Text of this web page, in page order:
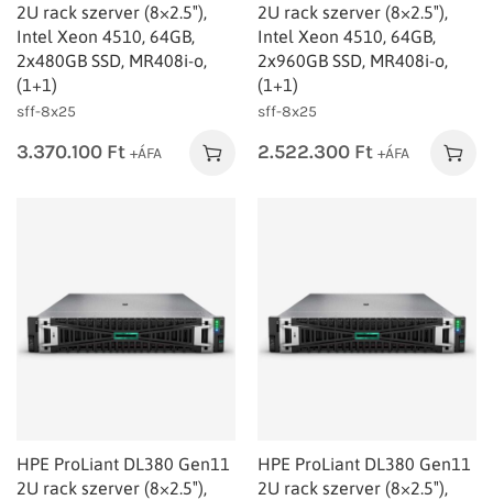
2U rack szerver (8×2.5″),
Intel Xeon 4510, 64GB,
2x480GB SSD, MR408i-o,
(1+1)
sff-8x25
3.370.100 Ft +ÁFA
2U rack szerver (8×2.5″),
Intel Xeon 4510, 64GB,
2x960GB SSD, MR408i-o,
(1+1)
sff-8x25
2.522.300 Ft +ÁFA
HPE ProLiant DL380 Gen11
2U rack szerver (8×2.5″),
HPE ProLiant DL380 Gen11
2U rack szerver (8×2.5″),